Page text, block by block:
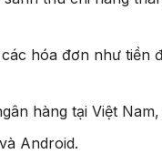
hóa đơn như tiền
hàng tại Việt
Android.